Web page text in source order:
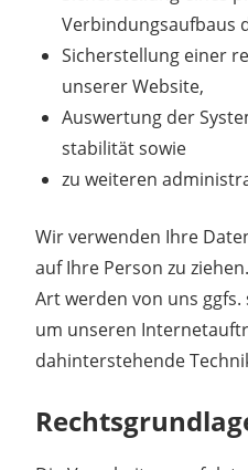
Verbindungsaufbaus
Sicherstellung einer
unserer Website,
Auswertung der
stabilität sowie
zu weiteren
Wir verwenden Ihre
auf Ihre Person zu
Art werden von uns
um unseren
dahinterstehende